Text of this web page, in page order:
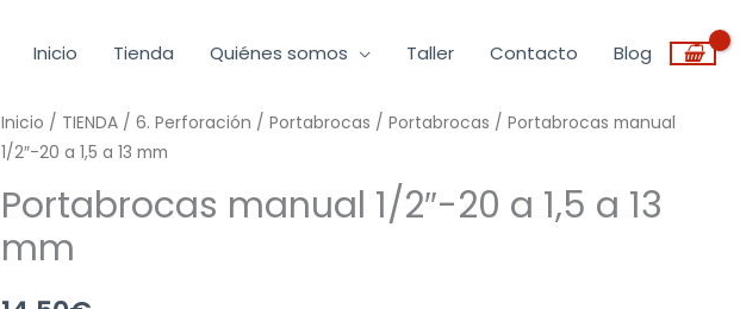
Inicio Tienda Quiénes somos Taller Contacto Blog
Inicio / TIENDA /6. Perforación /Portabrocas /Portabrocas / Portabrocas manual
1/2″-20 a 1,5 a 13 mm
Portabrocas manual 1/2″-20 a 1,5 a 13
mm
Portabrocas
manual
1/2"-20
a
1,5